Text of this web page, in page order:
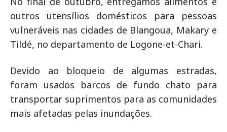
outros utensílios domésticos para pessoas
vulneráveis nas cidades de Blangoua, Makary e
Tildé, no departamento de Logone-et-Chari.
Devido ao bloqueio de algumas estradas,
foram usados barcos de fundo chato para
transportar suprimentos para as comunidades
mais afetadas pelas inundações.